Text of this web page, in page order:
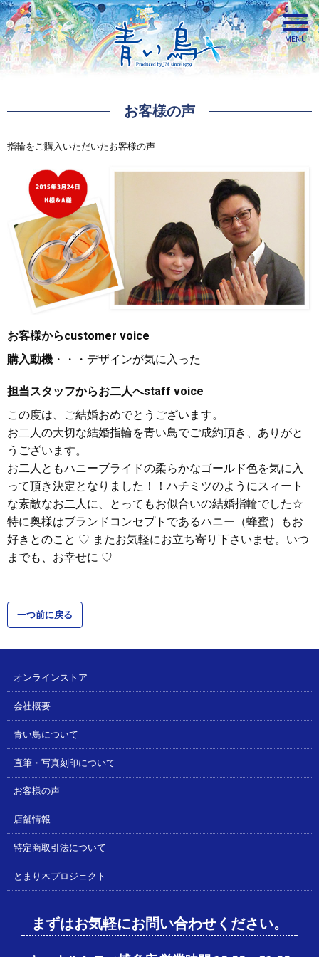
お客様の声
指輪をご購入いただいたお客様の声
お客様からcustomer voice
購入動機 ・・・デザインが気に入った
担当スタッフからお二人へstaff voice
この度は、ご結婚おめでとうございます。
お二人の大切な結婚指輪を青い鳥でご成約頂き、ありがと
うございます。
お二人ともハニーブライドの柔らかなゴールド色を気に入
って頂き決定となりました！！ハチミツのようにスィート
な素敵なお二人に、とってもお似合いの結婚指輪でした☆
特に奥様はブランドコンセプトであるハニー（蜂蜜）もお
好きとのこと ♡ またお気軽にお立ち寄り下さいませ。いつ
までも、お幸せに ♡
一つ前に戻る
オンラインストア
会社概要
青い鳥について
直筆・写真刻印について
お客様の声
店舗情報
特定商取引法について
とまり木プロジェクト
まずはお気軽にお問い合わせください。